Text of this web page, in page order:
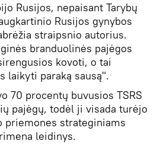
Rusijos, nepaisant Tarybų
Rusijos gynybos
straipsnio autorius.
branduolinės pajėgos
kovoti, o tai
laikyti paraką sausą".
70 procentų buvusios TSRS
pajėgų, todėl ji visada turėjo
priemones strateginiams
leidinys.